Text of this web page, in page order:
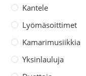
Kantele
Lyömäsoittimet
Kamarimusiikkia
Yksinlauluja